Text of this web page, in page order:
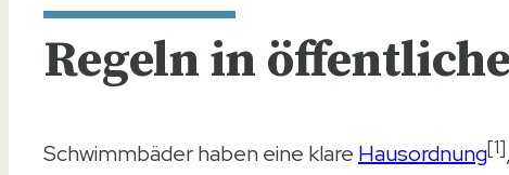
Regeln in
Schwimmbäder haben eine klare Hausordnung[1]